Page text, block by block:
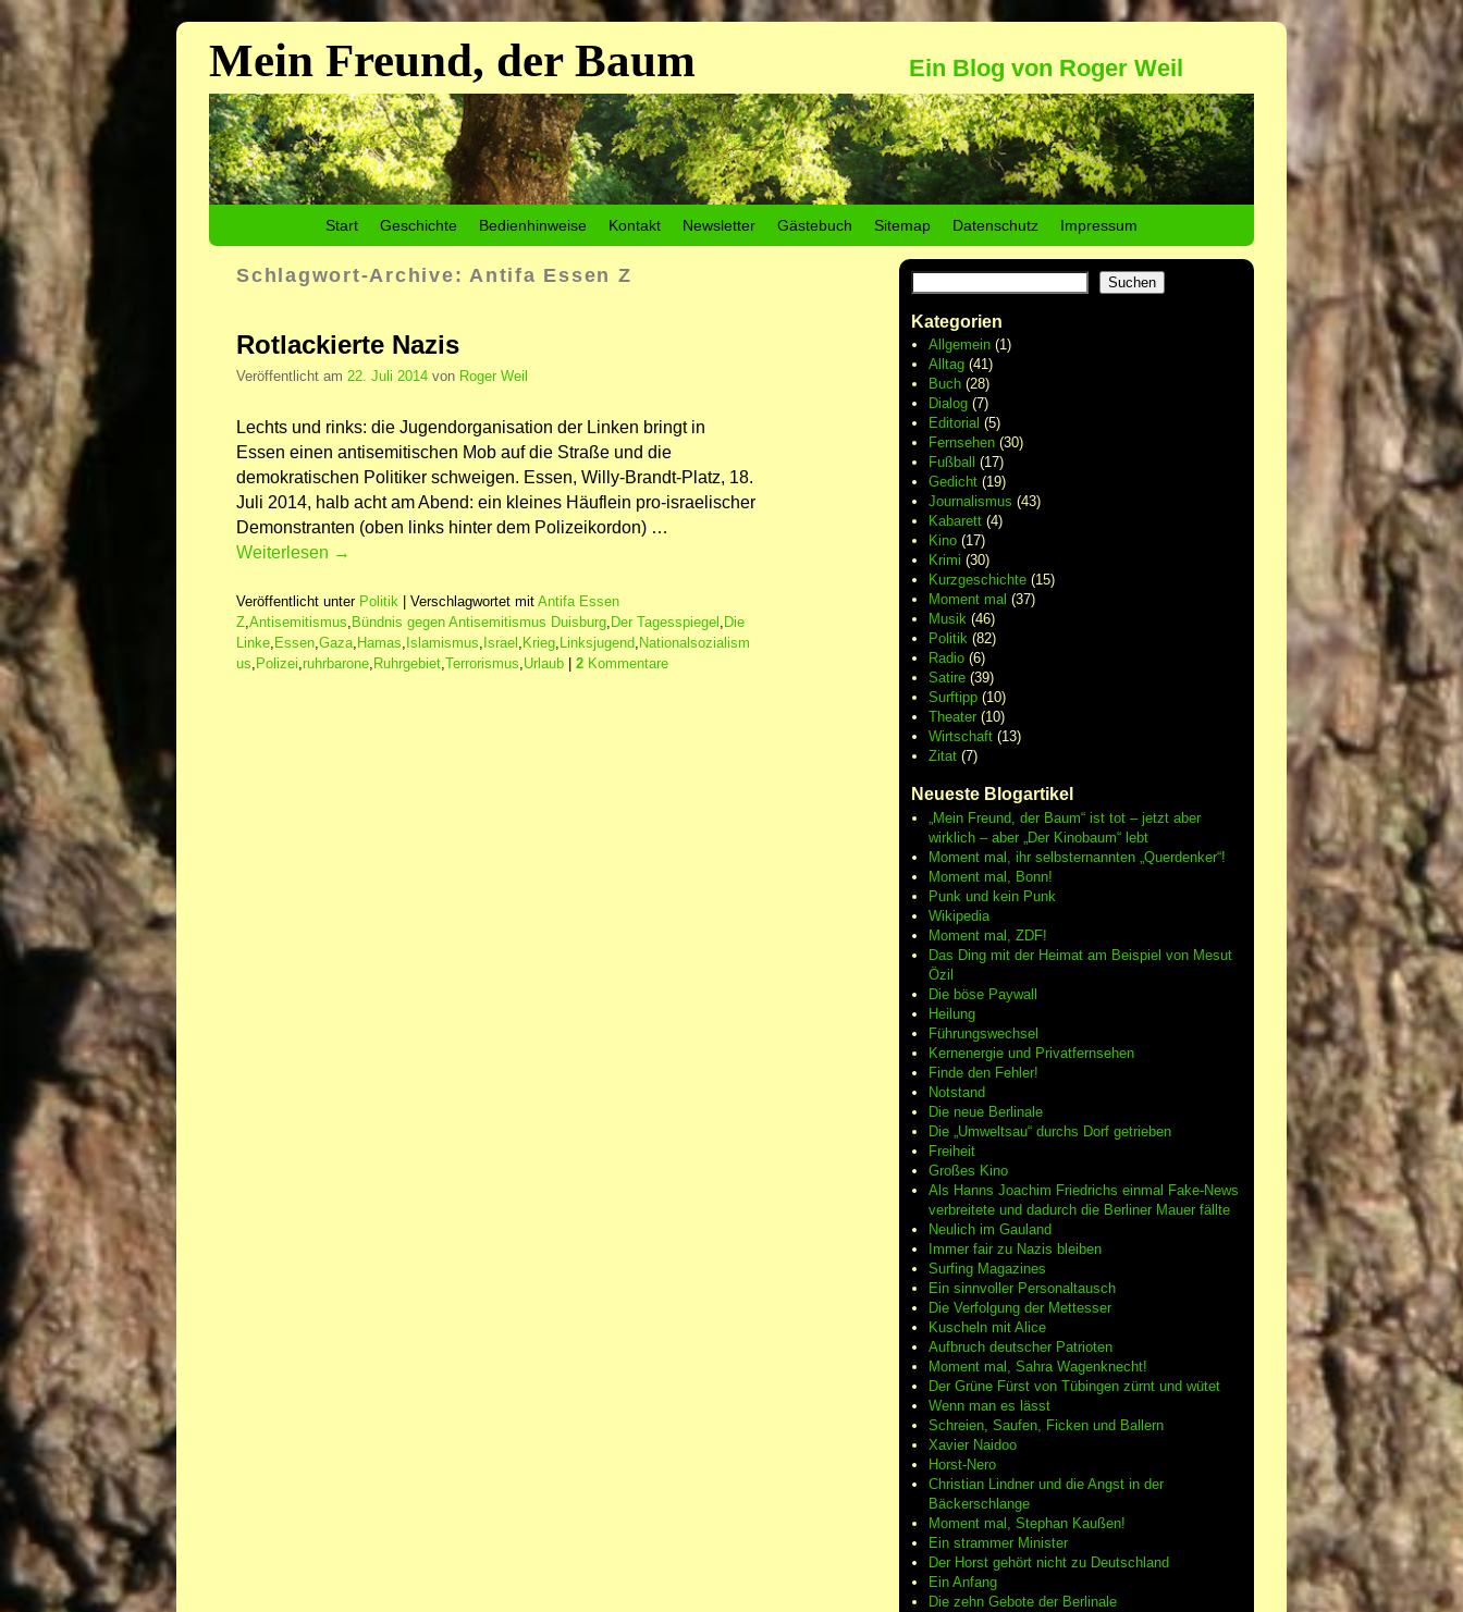
Mein Freund, der Baum Ein Blog von Roger Weil
Start Geschichte Bedienhinweise Kontakt Newsletter Gästebuch Sitemap Datenschutz Impressum
Schlagwort-Archive: Antifa Essen Z
Rotlackierte Nazis
Veröffentlicht am 22. Juli 2014 von Roger Weil
Lechts und rinks: die Jugendorganisation der Linken bringt in
Essen einen antisemitischen Mob auf die Straße und die
demokratischen Politiker schweigen. Essen, Willy-Brandt-Platz, 18.
Juli 2014, halb acht am Abend: ein kleines Häuflein pro-israelischer
Demonstranten (oben links hinter dem Polizeikordon) …
Weiterlesen →
Veröffentlicht unter Politik Verschlagwortet mit Antifa Essen
Z Antisemitismus Bündnis gegen Antisemitismus Duisburg Der Tagesspiegel Die
Linke Essen Gaza Hamas Islamismus Israel Krieg Linksjugend Nationalsozialism
us Polizei ruhrbarone Ruhrgebiet Terrorismus Urlaub 2 Kommentare
Suchen
Kategorien
Allgemein(1)
Alltag(41)
Buch(28)
Dialog(7)
Editorial (5)
Fernsehen(30)
Fußball (17)
Gedicht(19)
Journalismus (43)
Kabarett(4)
Kino(17)
Krimi (30)
Kurzgeschichte(15)
Moment mal (37)
Musik(46)
Politik(82)
Radio(6)
Satire(39)
Surftipp(10)
Theater(10)
Wirtschaft(13)
Zitat(7)
Neueste Blogartikel
„Mein Freund, der Baum“ ist tot – jetzt aber
wirklich – aber „Der Kinobaum“ lebt
Moment mal, ihr selbsternannten „Querdenker“!
Moment mal, Bonn!
Punk und kein Punk
Wikipedia
Moment mal, ZDF!
Das Ding mit der Heimat am Beispiel von Mesut
Özil
Die böse Paywall
Heilung
Führungswechsel
Kernenergie und Privatfernsehen
Finde den Fehler!
Notstand
Die neue Berlinale
Die „Umweltsau“ durchs Dorf getrieben
Freiheit
Großes Kino
Als Hanns Joachim Friedrichs einmal Fake-News
verbreitete und dadurch die Berliner Mauer fällte
Neulich im Gauland
Immer fair zu Nazis bleiben
Surfing Magazines
Ein sinnvoller Personaltausch
Die Verfolgung der Mettesser
Kuscheln mit Alice
Aufbruch deutscher Patrioten
Moment mal, Sahra Wagenknecht!
Der Grüne Fürst von Tübingen zürnt und wütet
Wenn man es lässt
Schreien, Saufen, Ficken und Ballern
Xavier Naidoo
Horst-Nero
Christian Lindner und die Angst in der
Bäckerschlange
Moment mal, Stephan Kaußen!
Ein strammer Minister
Der Horst gehört nicht zu Deutschland
Ein Anfang
Die zehn Gebote der Berlinale